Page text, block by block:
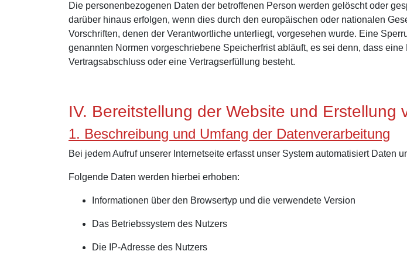
Die personenbezogenen Daten der betroffenen Person werden gelöscht oder
darüber hinaus erfolgen, wenn dies durch den europäischen oder nationalen
Vorschriften, denen der Verantwortliche unterliegt, vorgesehen wurde. Eine
genannten Normen vorgeschriebene Speicherfrist abläuft, es sei denn, dass
Vertragsabschluss oder eine Vertragserfüllung besteht.
IV. Bereitstellung der Website und Erstellung
1. Beschreibung und Umfang der Datenverarbeitung
Bei jedem Aufruf unserer Internetseite erfasst unser System automatisiert Daten
Folgende Daten werden hierbei erhoben:
Informationen über den Browsertyp und die verwendete Version
Das Betriebssystem des Nutzers
Die IP-Adresse des Nutzers